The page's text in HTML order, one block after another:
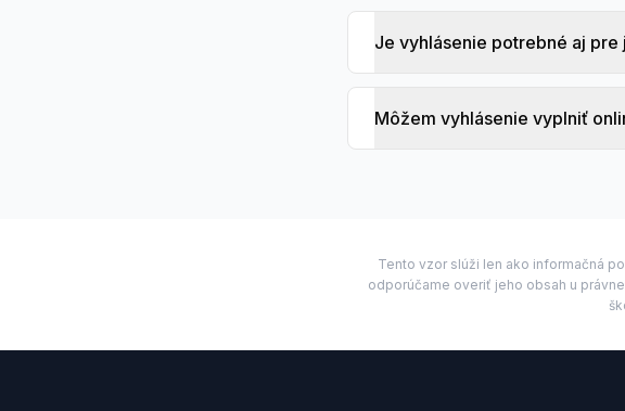
Je vyhlásenie potrebné aj
Môžem vyhlásenie vyplniť
Tento vzor slúži len ako informačná
odporúčame overiť jeho obsah u